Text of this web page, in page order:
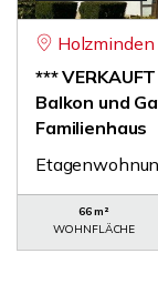
***
Balkon und
Familienhaus
66 m²
WOHNFLÄCHE